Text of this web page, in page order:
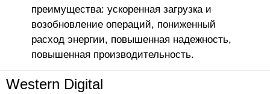
преимущества: ускоренная загрузка и
возобновление операций, пониженный
расход энергии, повышенная надежность,
повышенная производительность.
Western Digital